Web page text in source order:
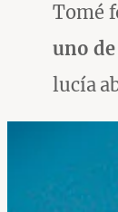
Tomé
uno
lucía